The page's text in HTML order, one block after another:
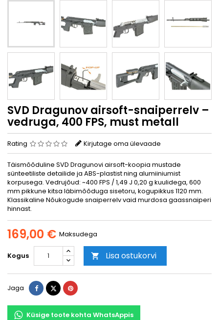
SVD Dragunov airsoft-snaiperrelv –
vedruga, 400 FPS, must metall
Rating Kirjutage oma ülevaade
Täismõõduline SVD Dragunovi airsoft-koopia mustade
sünteetiliste detailide ja ABS-plastist ning alumiiniumist
korpusega. Vedrujõud: ~400 FPS / 1,49 J 0,20 g kuulidega, 600
mm pikkune kitsa läbimõõduga sisetoru, kogupikkus 1120 mm.
Klassikaline Nõukogude snaiperrelv vaid murdosa gaassnaiperi
hinnast.
169,00 € Maksudega
Kogus  Lisa ostukorvi
Jaga Jaga TweetPinterest
Küsige toote kohta WhatsAppis